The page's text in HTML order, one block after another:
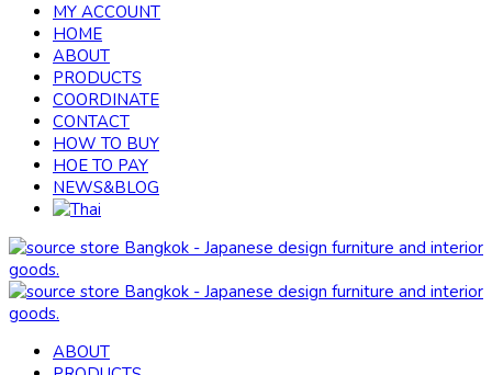
MY ACCOUNT
HOME
ABOUT
PRODUCTS
COORDINATE
CONTACT
HOW TO BUY
HOE TO PAY
NEWS&BLOG
ABOUT